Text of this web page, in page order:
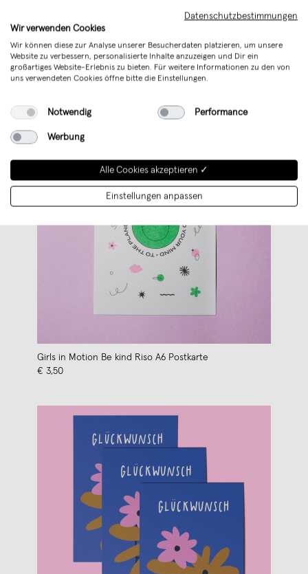
...
Girls in Motion Be kind Riso A6 Postkarte
€ 3,50
Datenschutzbestimmungen
Wir verwenden Cookies
Wir können diese zur Analyse unserer Besucherdaten platzieren, um unsere
Website zu verbessern, personalisierte Inhalte anzuzeigen und Dir ein
großartiges Website-Erlebnis zu bieten. Für weitere Informationen zu den von
uns verwendeten Cookies öffne bitte die Einstellungen.
Notwendig Performance
Werbung
Alle Cookies akzeptieren ✓
Einstellungen anpassen